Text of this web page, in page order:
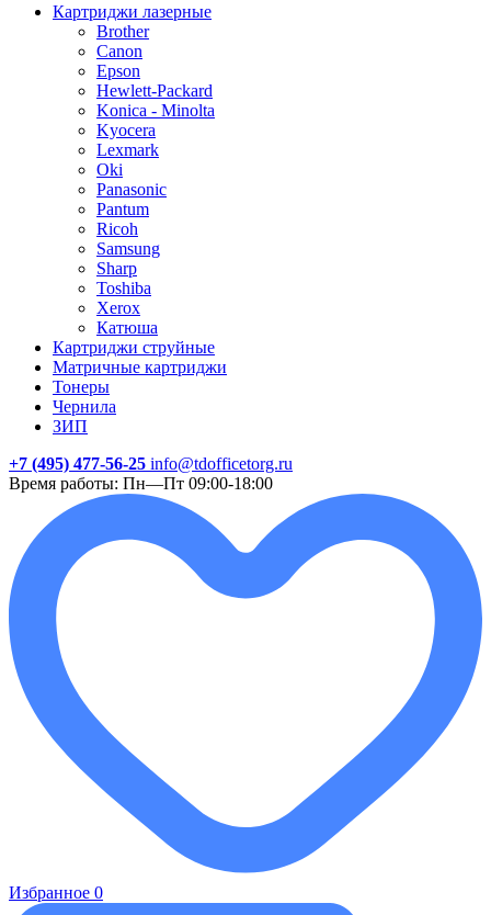
Картриджи лазерные
Brother
Canon
Epson
Hewlett-Packard
Konica - Minolta
Kyocera
Lexmark
Oki
Panasonic
Pantum
Ricoh
Samsung
Sharp
Toshiba
Xerox
Катюша
Картриджи струйные
Матричные картриджи
Тонеры
Чернила
ЗИП
+7 (495) 477-56-25 info@tdofficetorg.ru
Время работы: Пн—Пт 09:00-18:00
Избранное 0